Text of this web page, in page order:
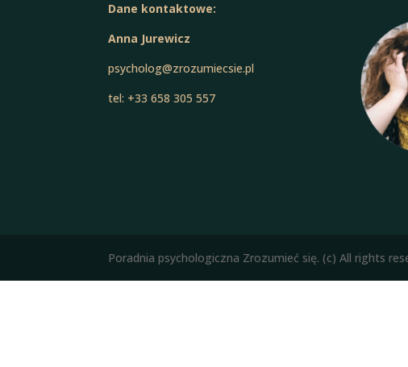
Dane kontaktowe:
Anna Jurewicz
psycholog@zrozumiecsie.pl
tel: +33 658 305 557
Poradnia psychologiczna Zrozumieć się. (c) All rights